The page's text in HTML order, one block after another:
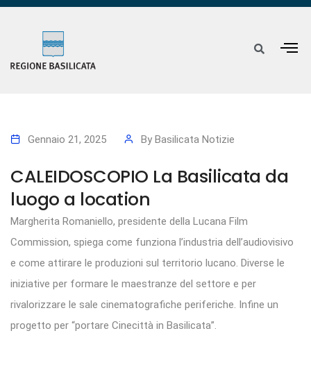
Gennaio 21, 2025 By Basilicata Notizie
CALEIDOSCOPIO La Basilicata da
luogo a location
Margherita Romaniello, presidente della Lucana Film
Commission, spiega come funziona l’industria dell’audiovisivo
e come attirare le produzioni sul territorio lucano. Diverse le
iniziative per formare le maestranze del settore e per
rivalorizzare le sale cinematografiche periferiche. Infine un
progetto per “portare Cinecittà in Basilicata”.